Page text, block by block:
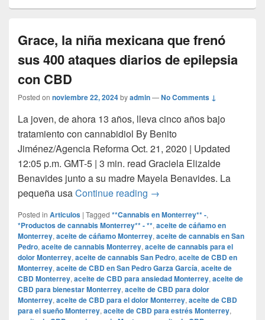
Grace, la niña mexicana que frenó
sus 400 ataques diarios de epilepsia
con CBD
Posted on noviembre 22, 2024byadmin—No Comments ↓
La joven, de ahora 13 años, lleva cinco años bajo
tratamiento con cannabidiol By Benito
Jiménez/Agencia Reforma Oct. 21, 2020 | Updated
12:05 p.m. GMT-5 | 3 min. read Graciela Elizalde
Benavides junto a su madre Mayela Benavides. La
pequeña usaContinue reading Grace, la niña mexicana
→
Posted in Articulos | Tagged **Cannabis en Monterrey** -,
*Productos de cannabis Monterrey** - **, aceite de cáñamo en
Monterrey, aceite de cáñamo Monterrey, aceite de cannabis en San
Pedro, aceite de cannabis Monterrey, aceite de cannabis para el
dolor Monterrey, aceite de cannabis San Pedro, aceite de CBD en
Monterrey, aceite de CBD en San Pedro Garza García, aceite de
CBD Monterrey, aceite de CBD para ansiedad Monterrey, aceite de
CBD para bienestar Monterrey, aceite de CBD para dolor
Monterrey, aceite de CBD para el dolor Monterrey, aceite de CBD
para el sueño Monterrey, aceite de CBD para estrés Monterrey,